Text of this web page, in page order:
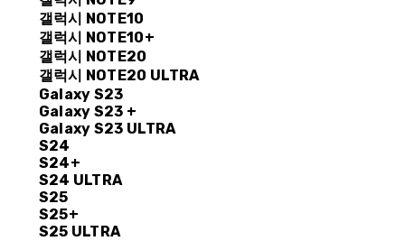
갤럭시 NOTE10
갤럭시 NOTE10+
갤럭시 NOTE20
갤럭시 NOTE20 ULTRA
Galaxy S23
Galaxy S23 +
Galaxy S23 ULTRA
S24
S24+
S24 ULTRA
S25
S25+
S25 ULTRA